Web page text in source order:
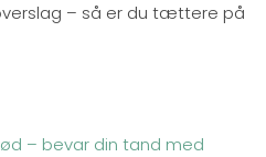
– så er du tættere på
– bevar din tand med